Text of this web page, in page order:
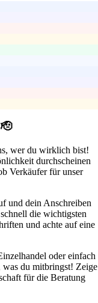
wer du wirklich bist!
durchscheinen
Verkäufer für unser
und dein Anschreiben
die wichtigsten
und achte auf eine
oder einfach
was du mitbringst! Zeige
für die Beratung